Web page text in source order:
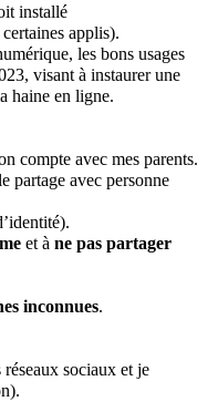
installé
certaines applis).
les bons usages
visant à instaurer une
haine en ligne.
compte avec mes parents.
partage avec personne
et à ne pas partager
inconnues.
réseaux sociaux et je